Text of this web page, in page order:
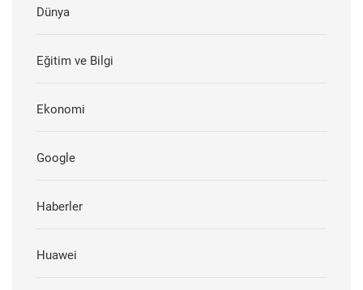
Dünya
Eğitim ve Bilgi
Ekonomi
Google
Haberler
Huawei